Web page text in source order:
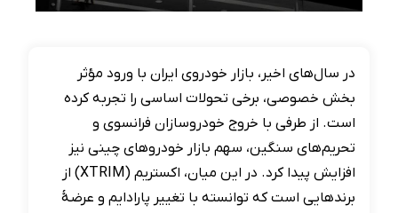
در سال‌های اخیر، بازار خودروی ایران با ورود مؤثر
بخش خصوصی، برخی تحولات اساسی را تجربه کرده
است. از طرفی با خروج خودروسازان فرانسوی و
تحریم‌های سنگین، سهم بازار خودروهای چینی نیز
افزایش پیدا کرد. در این میان، اکستریم (XTRIM) از
برندهایی است که توانسته با تغییر پارادایم و عرضۀ